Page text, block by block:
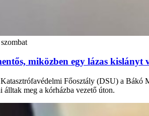
miközben egy lázas
Főosztály (DSU) a Bákó
álltak meg a kórházba vezető úton.